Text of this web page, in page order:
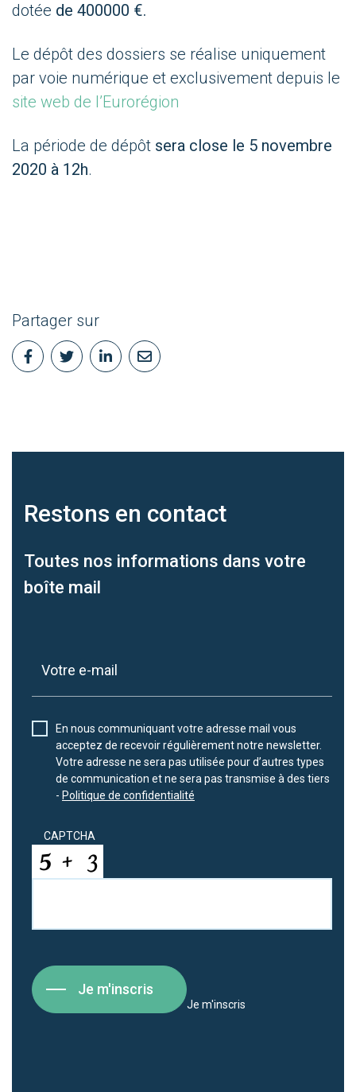
dotée de 400000 €.
Le dépôt des dossiers se réalise uniquement
par voie numérique et exclusivement depuis le
site web de l’Eurorégion
La période de dépôt sera close le 5 novembre
2020 à 12h.
Partager sur
Restons en contact
Toutes nos informations dans votre
boîte mail
En nous communiquant votre adresse mail vous
acceptez de recevoir régulièrement notre newsletter.
Votre adresse ne sera pas utilisée pour d’autres types
de communication et ne sera pas transmise à des tiers
- Politique de confidentialité
CAPTCHA
Je m'inscris
Je m'inscris